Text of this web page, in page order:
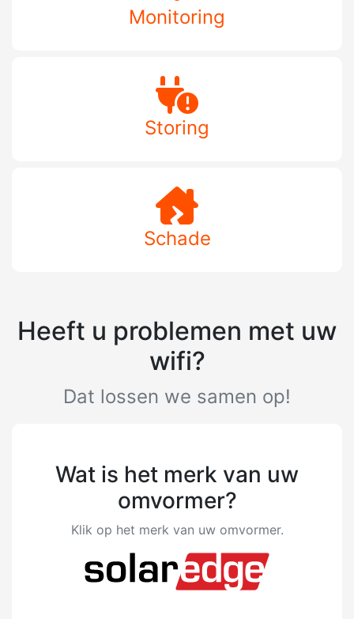
Monitoring
Storing
Schade
Heeft u problemen met uw
wifi?
Dat lossen we samen op!
Wat is het merk van uw
omvormer?
Klik op het merk van uw omvormer.